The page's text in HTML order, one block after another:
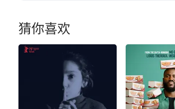
猜你喜欢